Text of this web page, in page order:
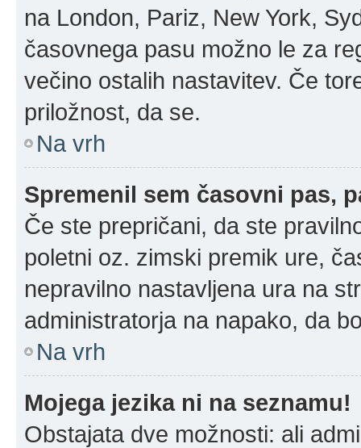
na London, Pariz, New York,
časovnega pasu možno le za
večino ostalih nastavitev. Če
priložnost, da se.
Na vrh
Spremenil sem časovni pas,
Če ste prepričani, da ste
poletni oz. zimski premik ure,
nepravilno nastavljena ura na
administratorja na napako, da
Na vrh
Mojega jezika ni na seznamu!
Obstajata dve možnosti: ali